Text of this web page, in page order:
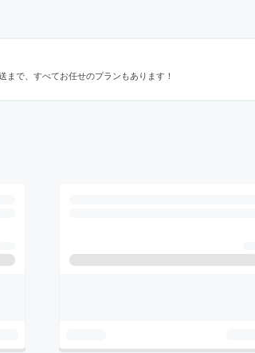
で、すべてお任せのプランもあります！